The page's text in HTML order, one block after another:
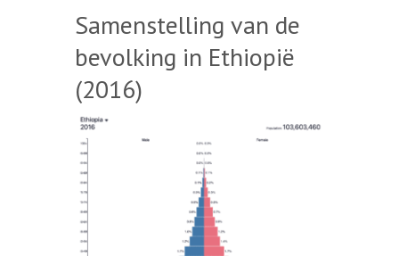
Samenstelling van de
bevolking in Ethiopië
(2016)